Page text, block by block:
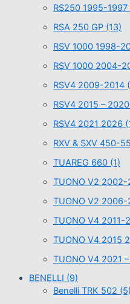
RS250 1995-1997
RSA 250 GP (13)
RSV 1000 1998-
RSV 1000 2004-
RSV4 2009-2014
RSV4 2015 – 2020
RSV4 2021 2026
RXV & SXV 450-
TUAREG 660 (1)
TUONO V2 2002-
TUONO V2 2006-
TUONO V4 2011-
TUONO V4 2015
TUONO V4 2021
BENELLI (9)
Benelli TRK 502 (5)